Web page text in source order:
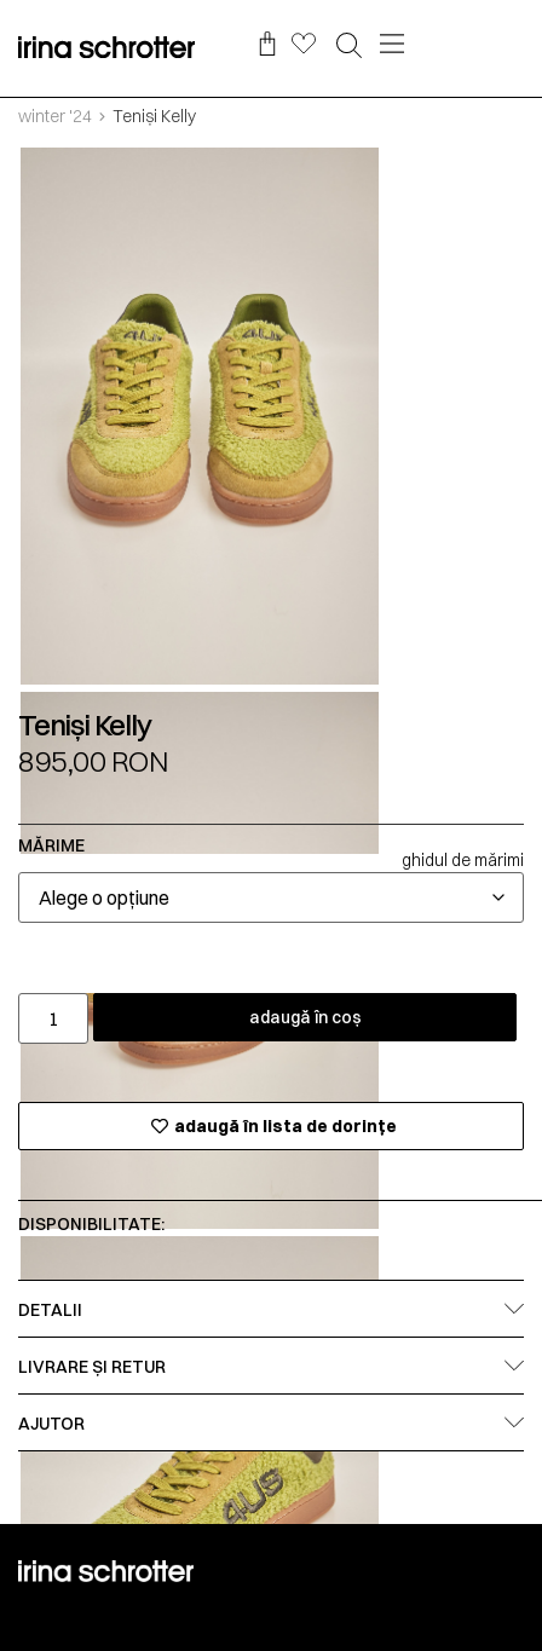
winter '24 Teniși Kelly
Teniși Kelly
895,00 RON
MĂRIME
ghidul de mărimi
adaugă în coș
adaugă în lista de dorințe
DISPONIBILITATE:
DETALII
LIVRARE ȘI RETUR
AJUTOR